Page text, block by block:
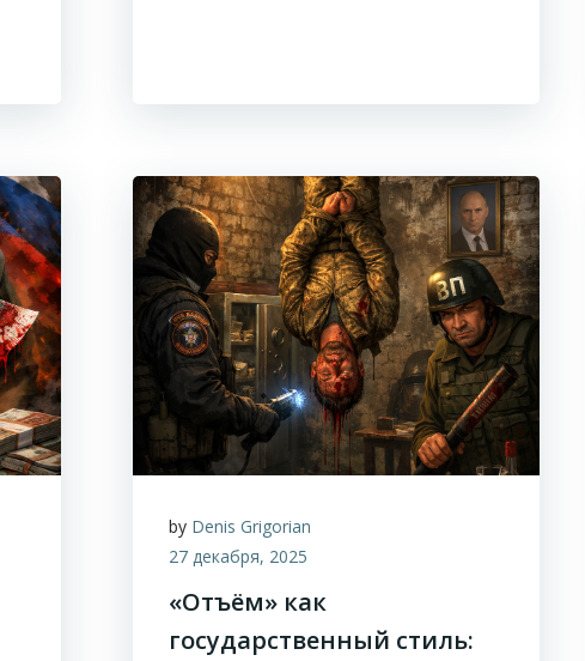
by Denis Grigorian
27 декабря, 2025
«Отъём» как
государственный стиль: